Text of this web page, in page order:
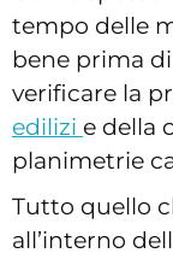
tempo delle
bene prima
verificare la
edilizi e della
planimetrie
Tutto quello
all’interno